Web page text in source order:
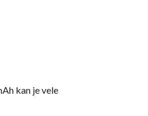
kan je vele